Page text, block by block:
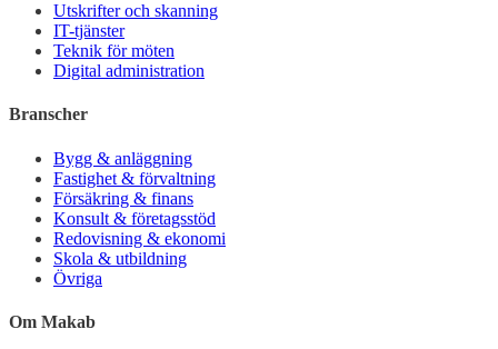
Utskrifter och skanning
IT-tjänster
Teknik för möten
Digital administration
Branscher
Bygg & anläggning
Fastighet & förvaltning
Försäkring & finans
Konsult & företagsstöd
Redovisning & ekonomi
Skola & utbildning
Övriga
Om Makab